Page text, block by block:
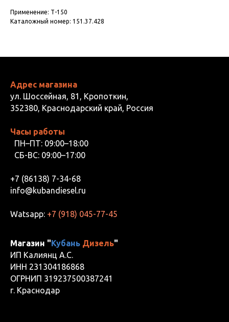
Применение: Т-150
Каталожный номер: 151.37.428
Адрес магазина
ул. Шоссейная, 81, Кропоткин,
352380, Краснодарский край, Россия
Часы работы
ПН–ПТ: 09:00–18:00
СБ-ВС: 09:00–17:00
+7 (86138) 7-34-68
info@kubandiesel.ru
Watsapp: +7 (918) 045-77-45
Магазин "Кубань Дизель"
ИП Калиянц А.С.
ИНН 231304186868
ОГРНИП 319237500387241
г. Краснодар